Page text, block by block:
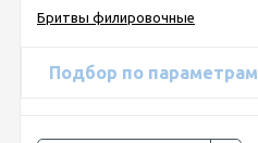
Бритвы филировочные
Подбор по параметрам